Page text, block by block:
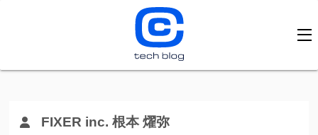
FIXER inc. 根本 燿弥